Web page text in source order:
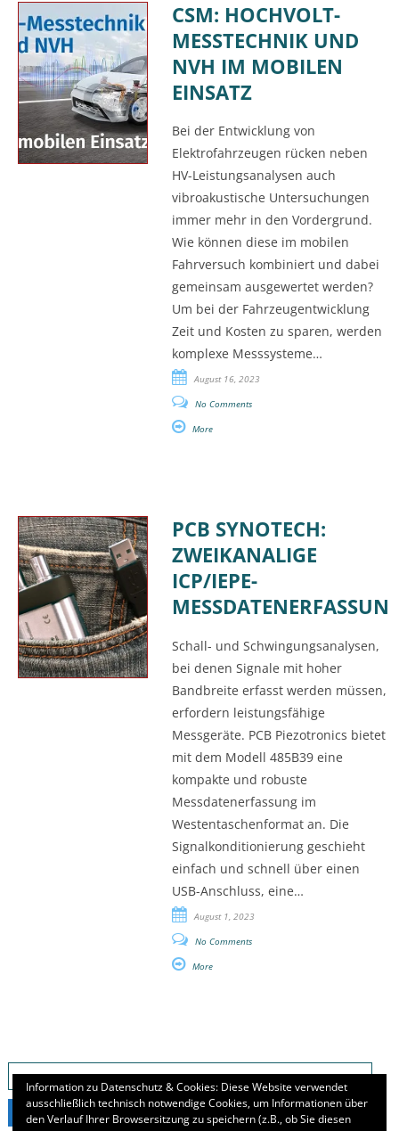
CSM: HOCHVOLT-
MESSTECHNIK UND
NVH IM MOBILEN
EINSATZ
Bei der Entwicklung von
Elektrofahrzeugen rücken neben
HV-Leistungsanalysen auch
vibroakustische Untersuchungen
immer mehr in den Vordergrund.
Wie können diese im mobilen
Fahrversuch kombiniert und dabei
gemeinsam ausgewertet werden?
Um bei der Fahrzeugentwicklung
Zeit und Kosten zu sparen, werden
komplexe Messsysteme…
August 16, 2023
No Comments
More
PCB SYNOTECH:
ZWEIKANALIGE
ICP/IEPE-
Schall- und Schwingungsanalysen,
bei denen Signale mit hoher
Bandbreite erfasst werden müssen,
erfordern leistungsfähige
Messgeräte. PCB Piezotronics bietet
mit dem Modell 485B39 eine
kompakte und robuste
Messdatenerfassung im
Westentaschenformat an. Die
Signalkonditionierung geschieht
einfach und schnell über einen
USB-Anschluss, eine…
August 1, 2023
No Comments
More
Search
Information zu Datenschutz & Cookies: Diese Website verwendet
ausschließlich technisch notwendige Cookies, um Informationen über
den Verlauf Ihrer Browsersitzung zu speichern (z.B., ob Sie diesen